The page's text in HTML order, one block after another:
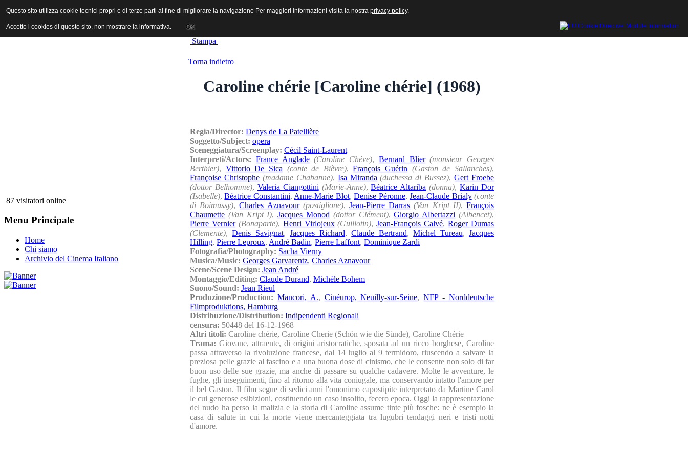
ANICA | Associazione Nazionale Industrie Cinematografiche Audiovisive e Multimediali
87 visitatori online
Menu Principale
Home
Chi siamo
Archivio del Cinema Italiano
| Stampa |
Torna indietro
Caroline chérie [Caroline chérie] (1968)
Regia/Director: Denys de La Patellière
Soggetto/Subject: opera
Sceneggiatura/Screenplay: Cécil Saint-Laurent
Interpreti/Actors: France Anglade (Caroline Chéve), Bernard Blier (monsieur Georges
Berthier), Vittorio De Sica (conte de Bièvre),François Guérin (Gaston de Sallanches),
Françoise Christophe (madame Chabanne), Isa Miranda (duchessa di Bussez),Gert Froebe
(dottor Belhomme), Valeria Ciangottini (Marie-Anne),Béatrice Altariba (donna),Karin Dor
(Isabelle),Béatrice Constantini, Anne-Marie Blot,Denise Péronne,Jean-Claude Brialy (conte
di Boimussy),Charles Aznavour (postiglione),Jean-Pierre Darras (Van Kript II),François
Chaumette (Van Kript I),Jacques Monod (dottor Clément),Giorgio Albertazzi (Albencet),
Pierre Vernier (Bonaparte), Henri Virlojeux (Guillotin),Jean-François Calvé,Roger Dumas
(Clemente),Denis Savignat,Jacques Richard,Claude Bertrand,Michel Tureau,Jacques
Hilling, Pierre Leproux, André Badin, Pierre Laffont, Dominique Zardi
Fotografia/Photography: Sacha Vierny
Musica/Music: Georges Garvarentz, Charles Aznavour
Scene/Scene Design: Jean André
Montaggio/Editing: Claude Durand, Michèle Bohem
Suono/Sound: Jean Rieul
Produzione/Production: Mancori, A., Cinéurop, Neuilly-sur-Seine,NFP - Norddeutsche
Filmproduktions, Hamburg
Distribuzione/Distribution: Indipendenti Regionali
censura: 50448 del 16-12-1968
Altri titoli: Caroline chérie, Caroline Cherie (Schön wie die Sünde), Caroline Chérie
Trama: Giovane, attraente, di origini aristocratiche, sposata ad un ricco borghese, Caroline
passa attraverso la rivoluzione francese, dal 14 luglio al 9 termidoro, riuscendo a salvare la
preziosa pelle grazie al fascino e a una buona dose di cinismo, che le consente non solo di far
buon uso delle sue grazie, ma anche di passare su qualche cadavere. Molte le avventure, le
fughe, gli inseguimenti, fino al ritorno alla vita coniugale, ma conservando intatto l'amore per
il bel Gaston. Il film segue di sedici anni l'omonimo capostipite interpretato da Martine Carol
le cui generose esibizioni, costituendo un caso insolito, fecero epoca. Oggi la rappresentazione
del nudo ha perso la malizia e la storia di Caroline assume tinte più fosche: ne è esempio la
casa di salute in cui la morte viene mercanteggiata tra lugubri tendaggi neri e tristi notti
d'amore.
Questo sito utilizza cookie tecnici propri e di terze parti al fine di migliorare la navigazione Per maggiori informazioni visita la nostra privacy policy.
Accetto i cookies di questo sito, non mostrare la informativa. OK
Questo sito utilizza cookie tecnici propri e di terze parti al fine di migliorare la navigazione Per maggiori informazioni visita la nostra privacy policy.
Accetto i cookies di questo sito, non mostrare la informativa. OK